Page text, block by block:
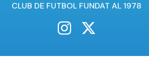
CLUB DE FUTBOL FUNDAT AL 1978